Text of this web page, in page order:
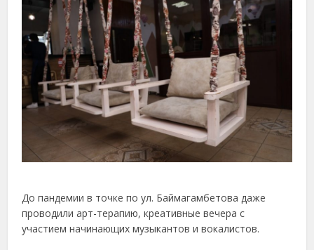
До пандемии в точке по ул. Баймагамбетова даже
проводили арт-терапию, креативные вечера с
участием начинающих музыкантов и вокалистов.